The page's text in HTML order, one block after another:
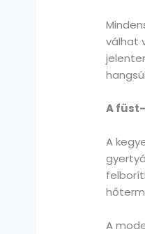
válhat
A
A
A